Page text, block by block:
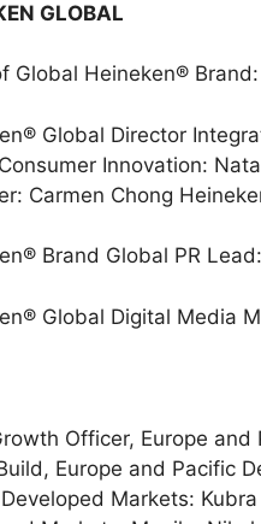
GLOBAL
Global Heineken®
Global Director
Innovation:
Carmen Chong
Brand Global PR
Global Digital Media
Officer, Europe
Europe and Pacific
Markets: